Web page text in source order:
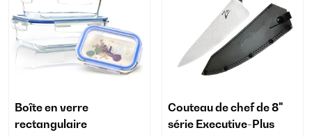
Boîte en verre
rectangulaire
Couteau de chef de 8"
série Executive-Plus